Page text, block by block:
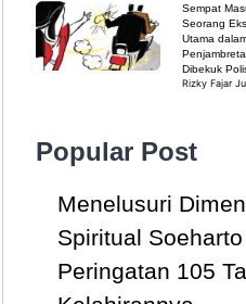
Sempat
Seorang
Utama
Dibekuk
Rizky Fajar
Popular Post
Menelusuri
Spiritual
Peringatan 105